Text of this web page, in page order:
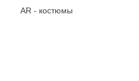
AR - костюмы